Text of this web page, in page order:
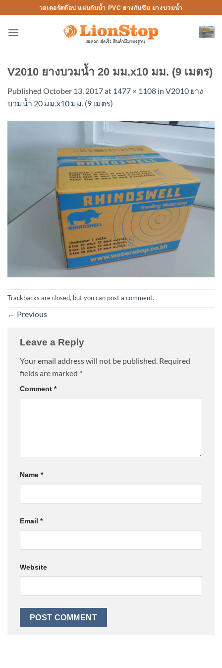
to
content
วอเตอร์สต๊อป แผ่นกันน้ำ PVC ยางกันซึม ยางบวมน้ำ
V2010 ยางบวมน้ำ 20 มม.x10 มม. (9 เมตร)
Published October 13, 2017at 1477 × 1108 in V2010 ยาง
บวมน้ำ 20 มม.x10 มม. (9 เมตร)
Trackbacks are closed, but you can post a comment.
← Previous
Leave a Reply
Your email address will not be published. Required
fields are marked *
Comment *
Name *
Email *
Website